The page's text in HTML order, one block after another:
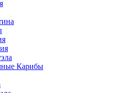
Карибы